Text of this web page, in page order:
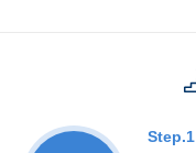
Step.1